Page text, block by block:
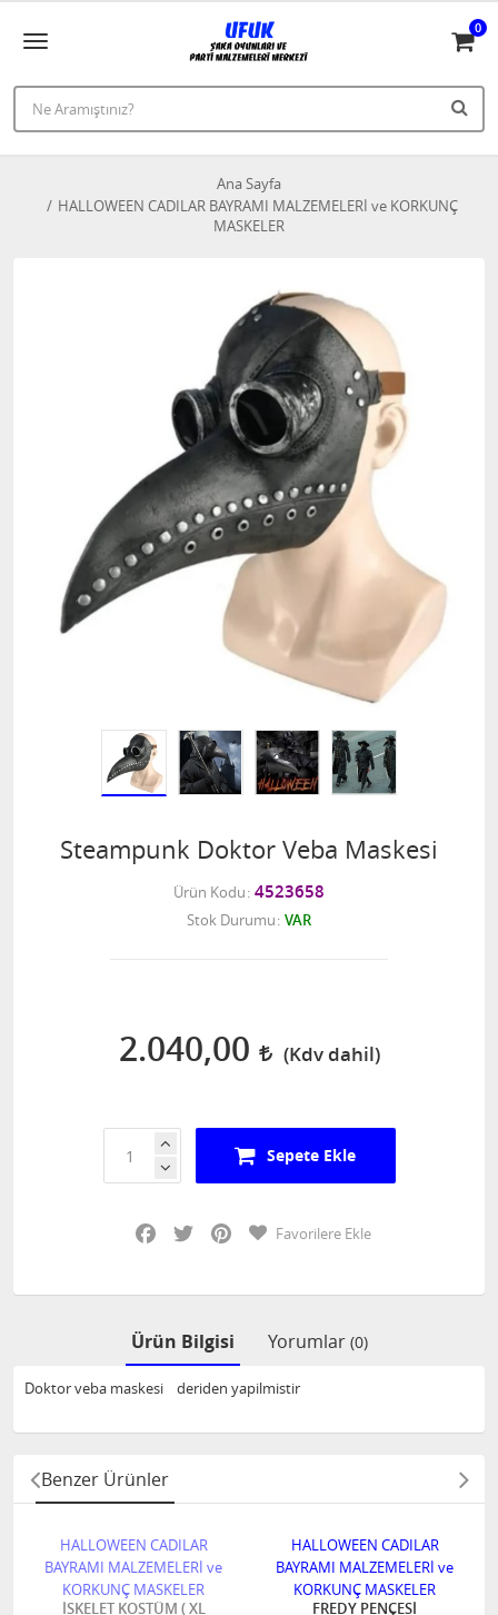
0
Ana Sayfa
HALLOWEEN CADILAR BAYRAMI MALZEMELERİ ve KORKUNÇ
MASKELER
Steampunk Doktor Veba Maskesi
Ürün Kodu 4523658
Stok Durumu VAR
2.040,00
Sepete Ekle
Facebook
Twitter PinterestFavorilere Ekle
Ürün Bilgisi Yorumlar (0)
Doktor veba maskesi deriden yapilmistir
Benzer Ürünler
HALLOWEEN CADILAR
BAYRAMI MALZEMELERİ ve
KORKUNÇ MASKELER
İSKELET KOSTÜM ( XL
HALLOWEEN CADILAR
BAYRAMI MALZEMELERİ ve
KORKUNÇ MASKELER
FREDY PENÇESİ